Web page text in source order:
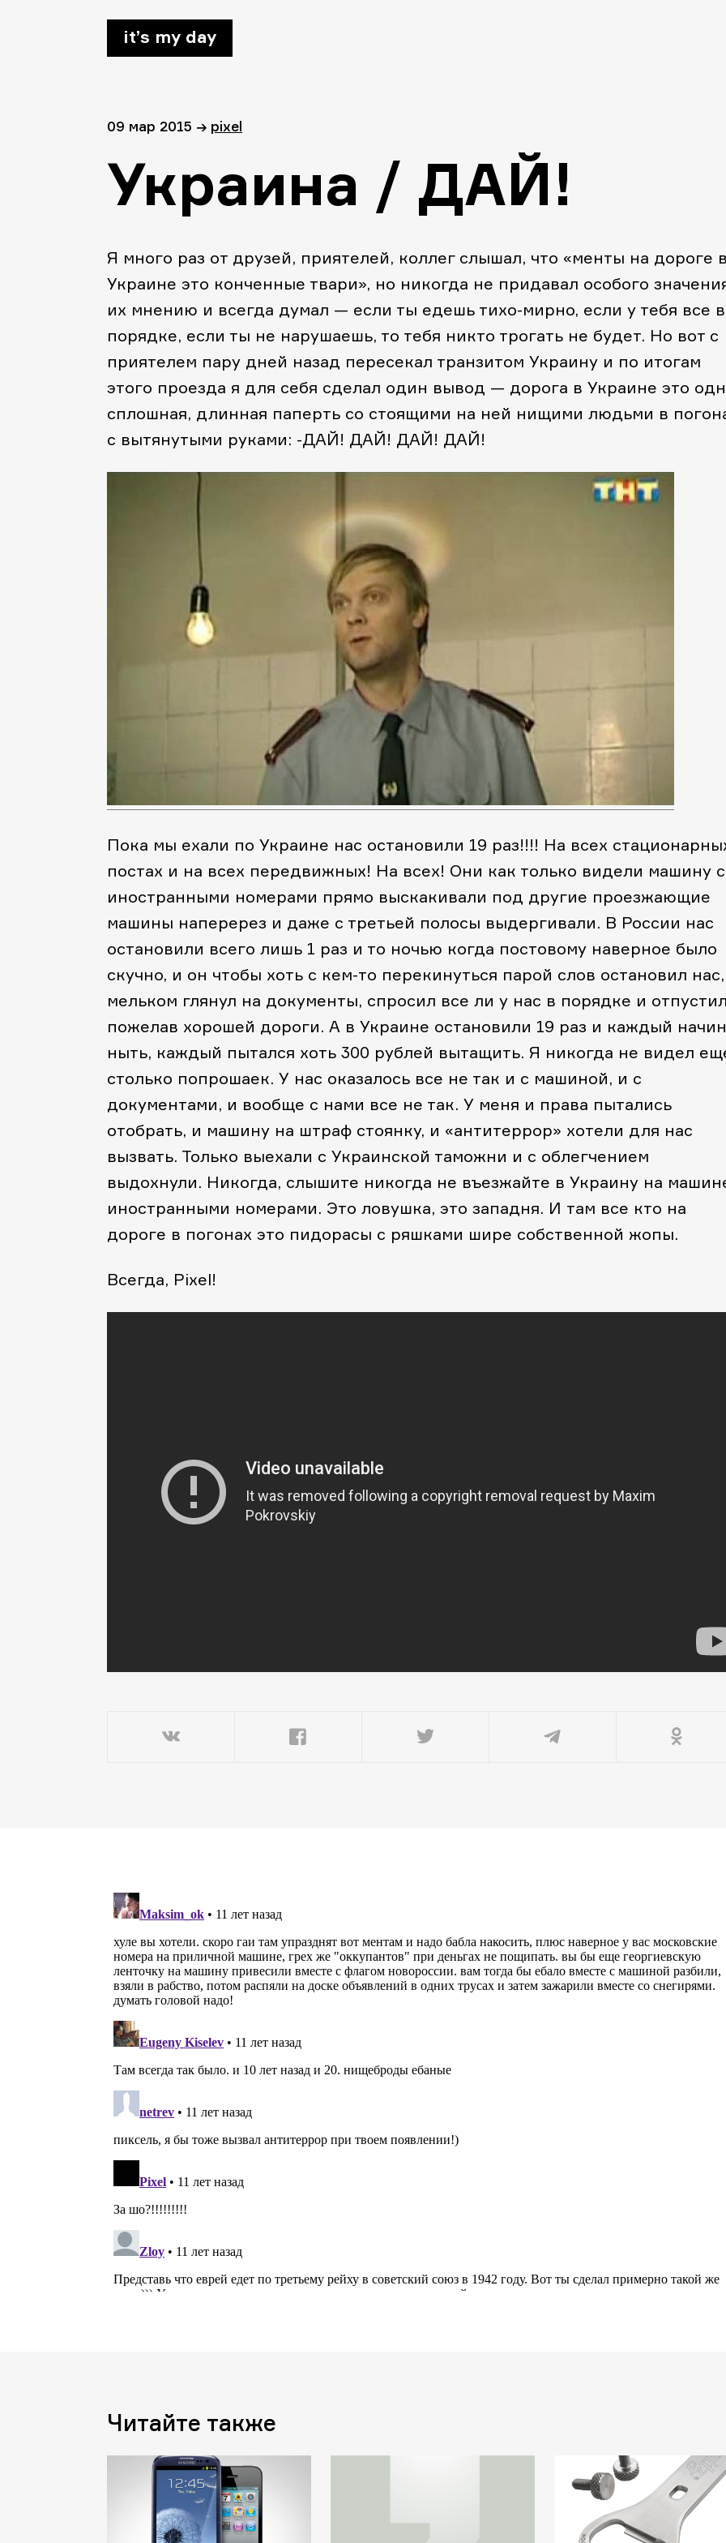
it’s my day
09 мар 2015 → pixel
Украина / ДАЙ!
Я много раз от друзей, приятелей, коллег слышал, что «менты на дороге
Украине это конченные твари», но никогда не придавал особого
их мнению и всегда думал — если ты едешь тихо-мирно, если у тебя все в
порядке, если ты не нарушаешь, то тебя никто трогать не будет. Но вот с
приятелем пару дней назад пересекал транзитом Украину и по итогам
этого проезда я для себя сделал один вывод — дорога в Украине это
сплошная, длинная паперть со стоящими на ней нищими людьми в
с вытянутыми руками: -ДАЙ! ДАЙ! ДАЙ! ДАЙ!
Пока мы ехали по Украине нас остановили 19 раз!!!! На всех
постах и на всех передвижных! На всех! Они как только видели машину с
иностранными номерами прямо выскакивали под другие проезжающие
машины наперерез и даже с третьей полосы выдергивали. В России нас
остановили всего лишь 1 раз и то ночью когда постовому наверное было
скучно, и он чтобы хоть с кем-то перекинуться парой слов остановил нас,
мельком глянул на документы, спросил все ли у нас в порядке и
пожелав хорошей дороги. А в Украине остановили 19 раз и каждый
ныть, каждый пытался хоть 300 рублей вытащить. Я никогда не видел
столько попрошаек. У нас оказалось все не так и с машиной, и с
документами, и вообще с нами все не так. У меня и права пытались
отобрать, и машину на штраф стоянку, и «антитеррор» хотели для нас
вызвать. Только выехали с Украинской таможни и с облегчением
выдохнули. Никогда, слышите никогда не въезжайте в Украину на
иностранными номерами. Это ловушка, это западня. И там все кто на
дороге в погонах это пидорасы с ряшками шире собственной жопы.
Всегда, Pixel!
Читайте также